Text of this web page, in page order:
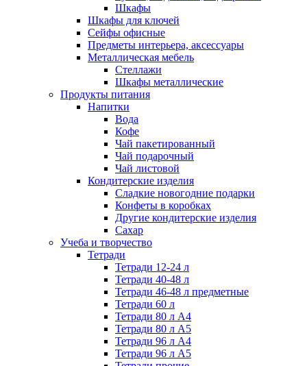
Шкафы
Шкафы для ключей
Сейфы офисные
Предметы интерьера, аксессуары
Металлическая мебель
Стеллажи
Шкафы металлические
Продукты питания
Напитки
Вода
Кофе
Чай пакетированный
Чай подарочный
Чай листовой
Кондитерские изделия
Сладкие новогодние подарки
Конфеты в коробках
Другие кондитерские изделия
Сахар
Учеба и творчество
Тетради
Тетради 12-24 л
Тетради 40-48 л
Тетради 46-48 л предметные
Тетради 60 л
Тетради 80 л А4
Тетради 80 л А5
Тетради 96 л А4
Тетради 96 л А5